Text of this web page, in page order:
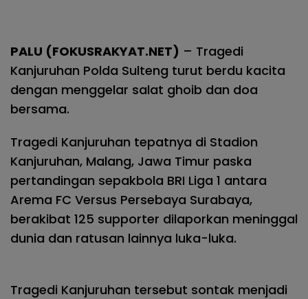
PALU (FOKUSRAKYAT.NET) – Tragedi
Kanjuruhan Polda Sulteng turut berdu kacita
dengan menggelar salat ghoib dan doa
bersama.
Tragedi Kanjuruhan tepatnya di Stadion
Kanjuruhan, Malang, Jawa Timur paska
pertandingan sepakbola BRI Liga 1 antara
Arema FC Versus Persebaya Surabaya,
berakibat 125 supporter dilaporkan meninggal
dunia dan ratusan lainnya luka-luka.
Tragedi Kanjuruhan tersebut sontak menjadi